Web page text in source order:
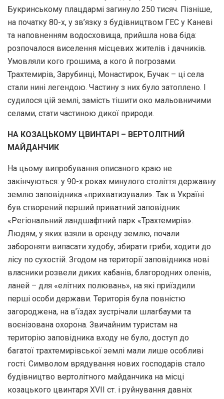
Букринському плацдармі загинуло 250 тисяч. Пізніше,
на початку 80-х, у зв’язку з будівництвом ГЕС у Каневі
та наповненням водосховища, прийшла нова біда:
розпочалося виселення місцевих жителів і дачників.
Умовляли кого грошима, а кого й погрозами.
Трахтемирів, Зарубинці, Монастирок, Бучак – ці села
стали нині легендою. Частину з них було затоплено. І
судилося цій землі, замість тішити око мальовничими
селами, стати частиною дикої природи.
НА КОЗАЦЬКОМУ ЦВИНТАРІ – ВЕРТОЛІТНИЙ
МАЙДАНЧИК
На цьому випробування описаного краю не
закінчуються: у 90-х роках минулого століття державну
землю заповідника «прихватизували». Так в Україні
був створений перший приватний заповідник
«Регіональний ландшафтний парк «Трахтемирів».
Людям, у яких взяли в оренду землю, почали
забороняти випасати худобу, збирати гриби, ходити до
лісу по сухостій. Згодом на території заповідника нові
власники розвели диких кабанів, благородних оленів,
ланей – для «елітних полювань», на які приїздили
перші особи держави. Територія була повністю
загороджена, на в’їздах зустрічали шлагбауми та
воєнізована охорона. Звичайним туристам на
територію заповідника входу не було, доступ до
багатої трахтемирівської землі мали лише особливі
гості. Символом врядування нових господарів стало
будівництво вертолітного майданчика на місці
козацького цвинтаря XVII ст. і руйнування давніх